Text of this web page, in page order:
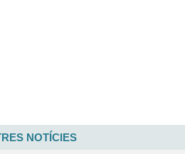
NOTÍCIES